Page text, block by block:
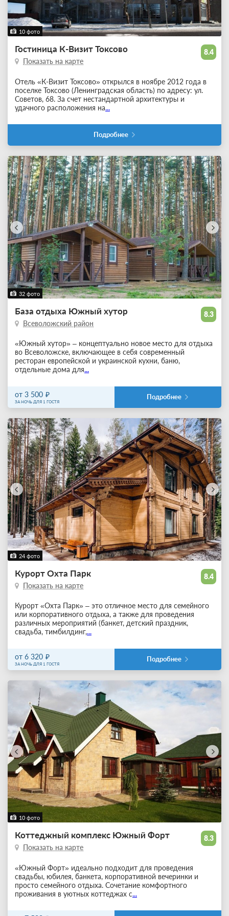
10 фото
8.4
Гостиница К-Визит Токсово
Показать на карте
Отель «К-Визит Токсово» открылся в ноябре 2012 года в
поселке Токсово (Ленинградская область) по адресу: ул.
Советов, 68. За счет нестандартной архитектуры и
удачного расположения на...
Подробнее
32 фото
8.3
База отдыха Южный хутор
Всеволожский район
«Южный хутор» – концептуально новое место для отдыха
во Всеволожске, включающее в себя современный
ресторан европейской и украинской кухни, баню,
отдельные дома для...
от 3 500
ЗА НОЧЬ ДЛЯ 1 ГОСТЯ
Подробнее
24 фото
8.4
Курорт Охта Парк
Показать на карте
Курорт «Охта Парк» – это отличное место для семейного
или корпоративного отдыха, а также для проведения
различных мероприятий (банкет, детский праздник,
свадьба, тимбилдинг,...
от 6 320
ЗА НОЧЬ ДЛЯ 1 ГОСТЯ
Подробнее
10 фото
8.3
Коттеджный комплекс Южный Форт
Показать на карте
«Южный Форт» идеально подходит для проведения
свадьбы, юбилея, банкета, корпоративной вечеринки и
просто семейного отдыха. Сочетание комфортного
проживания в уютных коттеджах с...